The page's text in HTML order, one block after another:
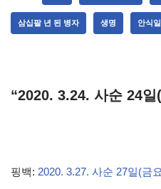
삼십팔 년 된 병자 생명 안식일
“2020. 3.24. 사순 24
핑백: 2020. 3.27. 사순 27일(금